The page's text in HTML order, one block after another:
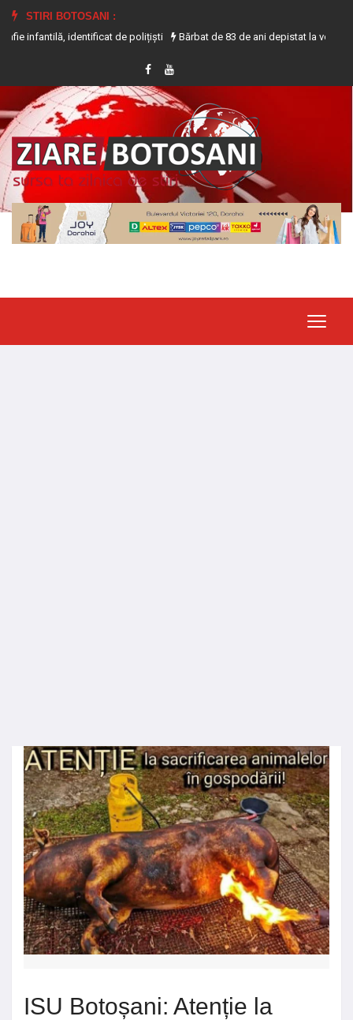
STIRI BOTOSANI :
identificat de polițiști
Bărbat de 83 de ani depistat la volanul unui
ISU Botoșani: Atenție la